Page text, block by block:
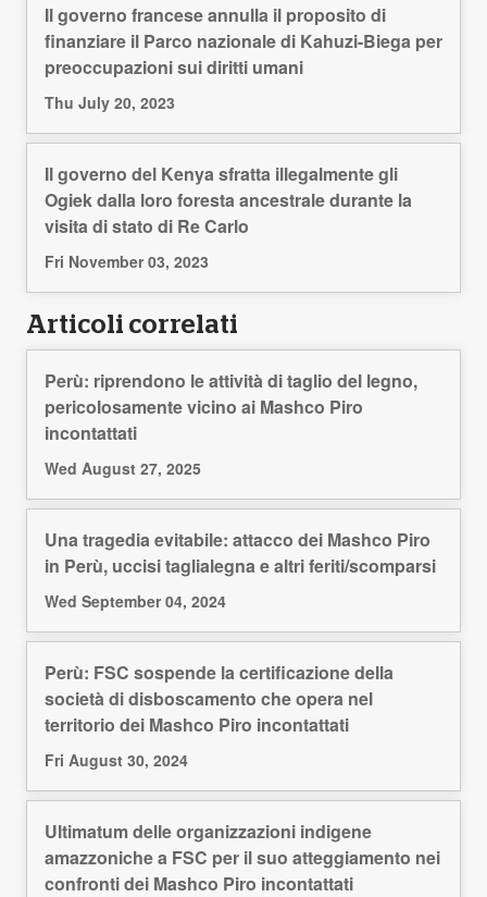
Il governo francese annulla il proposito di
finanziare il Parco nazionale di Kahuzi-Biega per
preoccupazioni sui diritti umani
Thu July 20, 2023
Il governo del Kenya sfratta illegalmente gli
Ogiek dalla loro foresta ancestrale durante la
visita di stato di Re Carlo
Fri November 03, 2023
Articoli correlati
Perù: riprendono le attività di taglio del legno,
pericolosamente vicino ai Mashco Piro
incontattati
Wed August 27, 2025
Una tragedia evitabile: attacco dei Mashco Piro
in Perù, uccisi taglialegna e altri feriti/scomparsi
Wed September 04, 2024
Perù: FSC sospende la certificazione della
società di disboscamento che opera nel
territorio dei Mashco Piro incontattati
Fri August 30, 2024
Ultimatum delle organizzazioni indigene
amazzoniche a FSC per il suo atteggiamento nei
confronti dei Mashco Piro incontattati